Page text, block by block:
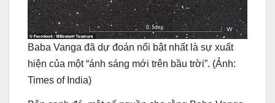
Baba Vanga đã dự đoán nổi bật nhất là sự xuất
hiện của một “ánh sáng mới trên bầu trời”. (Ảnh:
Times of India)